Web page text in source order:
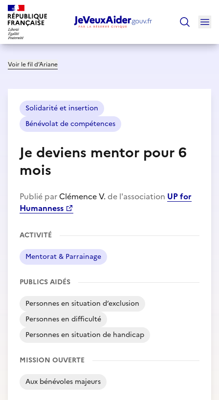
Voir le fil d’Ariane
Solidarité et insertion
Bénévolat de compétences
Je deviens mentor pour 6
mois
Publié par Clémence V. de l'association UP for
Humanness
ACTIVITÉ
Mentorat & Parrainage
PUBLICS AIDÉS
Personnes en situation d’exclusion
Personnes en difficulté
Personnes en situation de handicap
MISSION OUVERTE
Aux bénévoles majeurs